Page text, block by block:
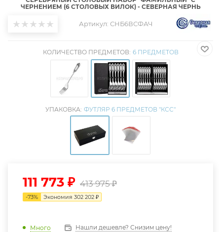
ЧЕРНЕНИЕМ (6 СТОЛОВЫХ ВИЛОК) - СЕВЕРНАЯ ЧЕРНЬ
Артикул: СНБ6ВСФАЧ
КОЛИЧЕСТВО ПРЕДМЕТОВ: 6 ПРЕДМЕТОВ
УПАКОВКА: ФУТЛЯР 6 ПРЕДМЕТОВ "КСС"
111 773 ₽ 413 975₽
-73% Экономия 302 202 ₽
Много Нашли дешевле? Снизим цену!